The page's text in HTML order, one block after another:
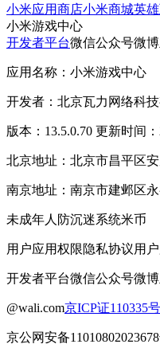
小米应用商店小米商城英
小米游戏中心
开发者平台微信公众号微
应用名称：小米游戏中心
开发者：北京瓦力网络科
版本：13.5.0.70 更新时间
北京地址：北京市昌平区
南京地址：南京市建邺区
未成年人防沉迷系统米币
用户应用权限隐私协议用
开发者平台微信公众号微
@wali.com京ICP证110335号
京公网安备